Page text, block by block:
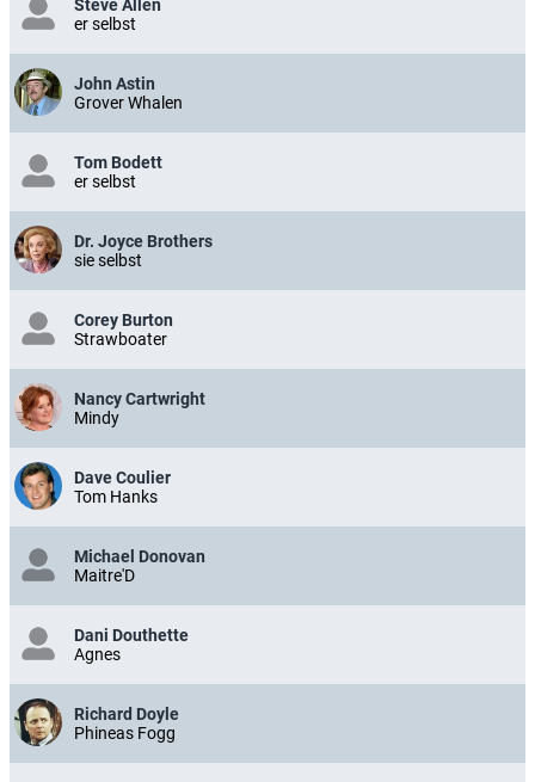
Steve Allen
er selbst
John Astin
Grover Whalen
Tom Bodett
er selbst
Dr. Joyce Brothers
sie selbst
Corey Burton
Strawboater
Nancy Cartwright
Mindy
Dave Coulier
Tom Hanks
Michael Donovan
Maitre'D
Dani Douthette
Agnes
Richard Doyle
Phineas Fogg